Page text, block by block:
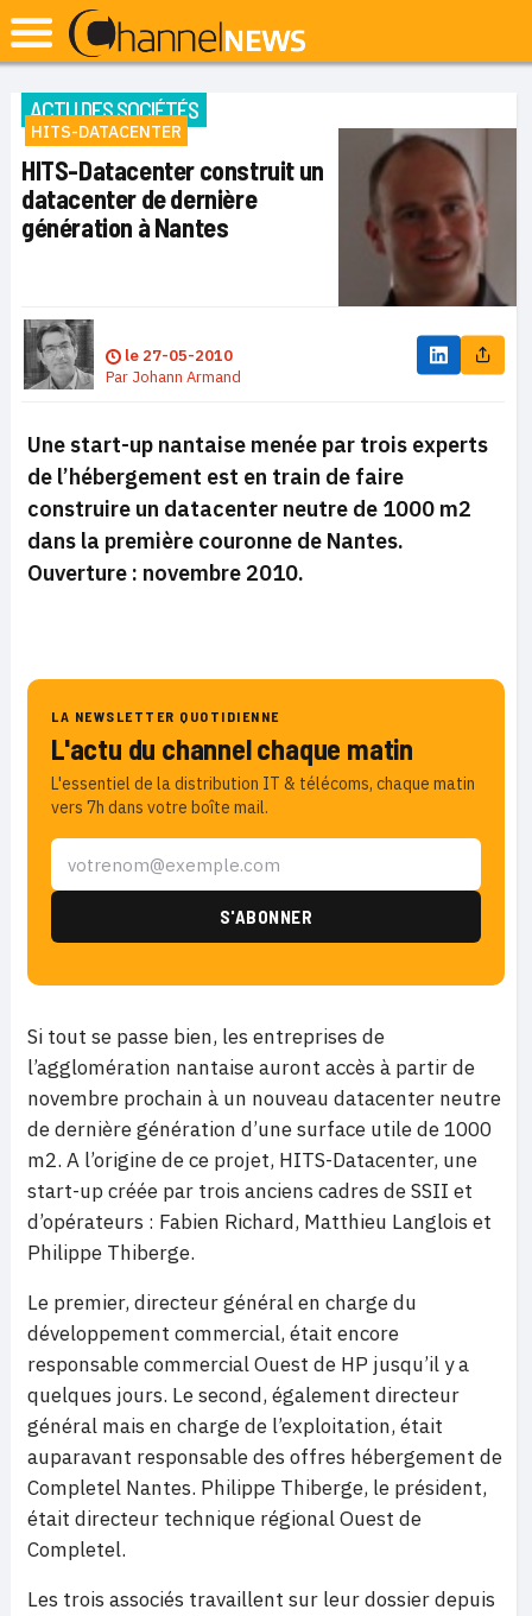
ACTU DES SOCIÉTÉS
HITS-DATACENTER
HITS-Datacenter construit un
datacenter de dernière
génération à Nantes
le 27-05-2010
Par Johann Armand
Une start-up nantaise menée par trois experts
de l’hébergement est en train de faire
construire un datacenter neutre de 1000 m2
dans la première couronne de Nantes.
Ouverture : novembre 2010.
LA NEWSLETTER QUOTIDIENNE
L'actu du channel chaque matin
L'essentiel de la distribution IT & télécoms, chaque matin
vers 7h dans votre boîte mail.
Si tout se passe bien, les entreprises de
l’agglomération nantaise auront accès à partir de
novembre prochain à un nouveau datacenter neutre
de dernière génération d’une surface utile de 1000
m2. A l’origine de ce projet, HITS-Datacenter, une
start-up créée par trois anciens cadres de SSII et
d’opérateurs : Fabien Richard, Matthieu Langlois et
Philippe Thiberge.
Le premier, directeur général en charge du
développement commercial, était encore
responsable commercial Ouest de HP jusqu’il y a
quelques jours. Le second, également directeur
général mais en charge de l’exploitation, était
auparavant responsable des offres hébergement de
Completel Nantes. Philippe Thiberge, le président,
était directeur technique régional Ouest de
Completel.
Les trois associés travaillent sur leur dossier depuis